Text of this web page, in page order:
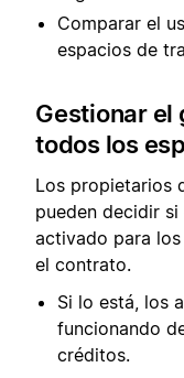
Comparar el
espacios de
Gestionar el
todos los
Los propietarios
pueden decidir
activado para
el contrato.
Si lo está, los
funcionando
créditos.